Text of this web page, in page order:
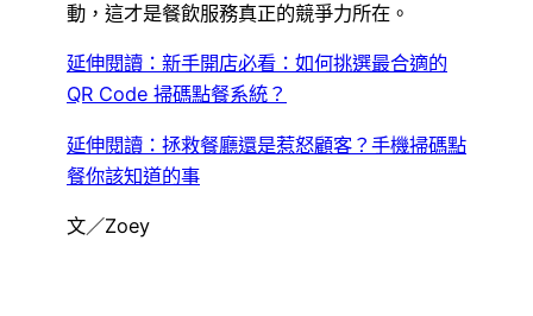
動，這才是餐飲服務真正的競爭力所在。
延伸閱讀：新手開店必看：如何挑選最合適的
QR Code 掃碼點餐系統？
延伸閱讀：拯救餐廳還是惹怒顧客？手機掃碼點
餐你該知道的事
文／Zoey